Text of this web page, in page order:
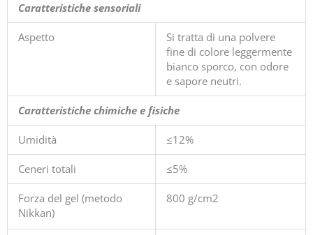
Caratteristiche sensoriali
Aspetto
Si tratta di una polvere
fine di colore leggermente
bianco sporco, con odore
e sapore neutri.
Caratteristiche chimiche e fisiche
Umidità ≤12%
Ceneri totali ≤5%
Forza del gel (metodo
Nikkan)
800 g/cm2